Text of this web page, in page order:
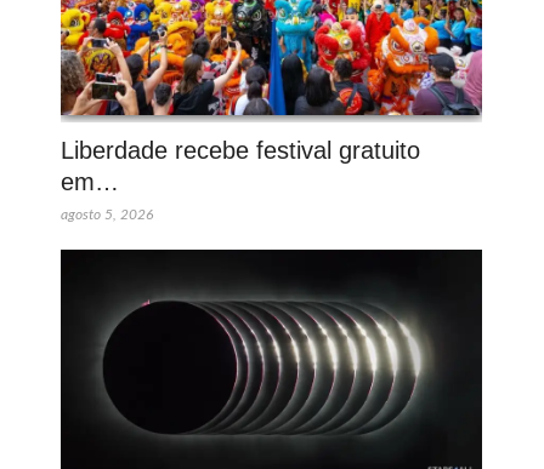
Liberdade recebe festival gratuito
em…
agosto 5, 2026